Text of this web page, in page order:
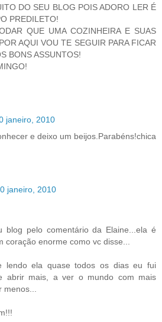
DO SEU BLOG POIS ADORO LER É
PREDILETO!
QUE UMA COZINHEIRA E SUAS
AQUI VOU TE SEGUIR PARA FICAR
BONS ASSUNTOS!
janeiro, 2010
e deixo um beijos.Parabéns!chica
janeiro, 2010
blog pelo comentário da Elaine...ela é
coração enorme como vc disse...
lendo ela quase todos os dias eu fui
abrir mais, a ver o mundo com mais